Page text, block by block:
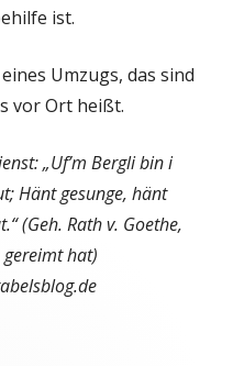
ist.
Umzugs, das sind
vor Ort heißt.
„Uf’m Bergli bin i
Hänt gesunge, hänt
(Geh. Rath v. Goethe,
hat)